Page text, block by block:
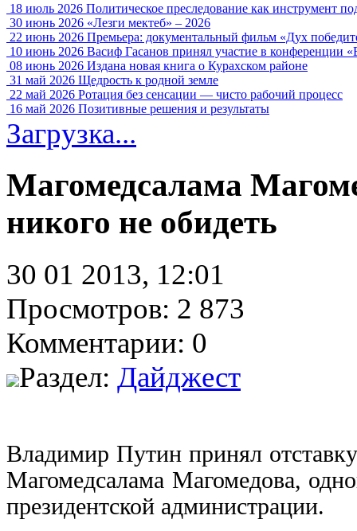
18 июль 2026 Политическое преследование как инструмент
30 июнь 2026 «Лезги мектеб» – 2026
22 июнь 2026 Премьера: документальный фильм «Дух
10 июнь 2026 Васиф Гасанов принял участие в конференции
08 июнь 2026 Издана новая книга о Курахском районе
31 май 2026 Щедрость к родной земле
22 май 2026 Ротация без сенсации — чисто рабочий процесс
16 май 2026 Позитивные решения и результаты
Загрузка...
Магомедсалама
никого не обидеть
30 01 2013, 12:01
Просмотров: 2 873
Комментарии: 0
Раздел: Дайджест
Владимир Путин принял
Магомедсалама Магомедова,
президентской администрации.